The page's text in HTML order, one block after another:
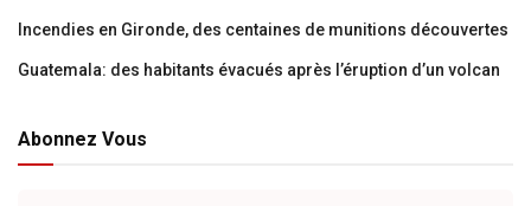
Incendies en Gironde, des centaines de munitions découvertes
Guatemala: des habitants évacués après l’éruption d’un volcan
Abonnez Vous